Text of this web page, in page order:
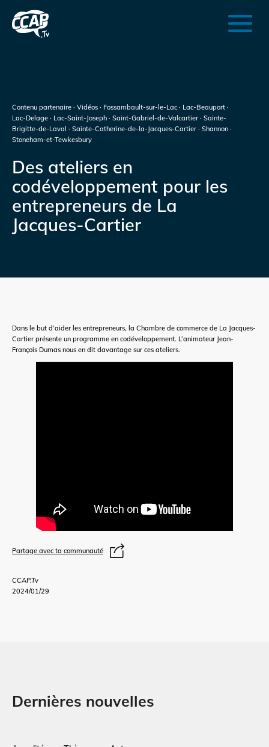
Contenu partenaire · Vidéos · Fossambault-sur-le-Lac · Lac-Beauport ·
Lac-Delage · Lac-Saint-Joseph · Saint-Gabriel-de-Valcartier · Sainte-
Brigitte-de-Laval · Sainte-Catherine-de-la-Jacques-Cartier · Shannon ·
Stoneham-et-Tewkesbury
Des ateliers en
codéveloppement pour les
entrepreneurs de La
Jacques-Cartier
CCAP.Tv
2024/01/29
Dans le but d’aider les entrepreneurs, la Chambre de commerce de La Jacques-
Cartier présente un programme en codéveloppement. L’animateur Jean-
François Dumas nous en dit davantage sur ces ateliers.
Partage avec ta communauté
Dernières nouvelles